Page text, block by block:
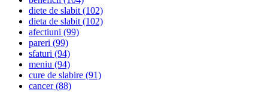
diete de slabit(102)
dieta de slabit(102)
afectiuni (99)
pareri (99)
sfaturi (94)
meniu (94)
cure de slabire (91)
cancer(88)